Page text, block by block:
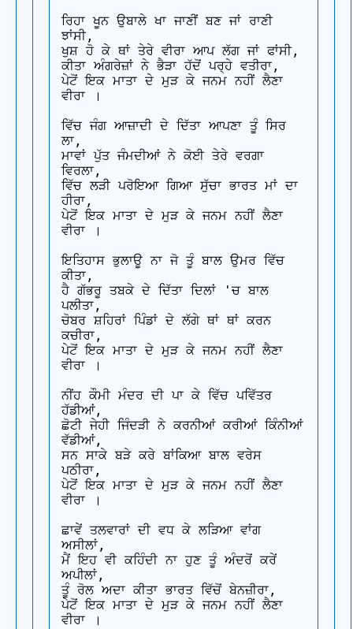
ਰਿਹਾ ਖੂਨ ਉਬਾਲੇ ਖਾ ਜਾਣੀਂ ਬਣ ਜਾਂ ਰਾਣੀ
ਝਾਂਸੀ,
ਖੁਸ਼ ਹੋ ਕੇ ਥਾਂ ਤੇਰੇ ਵੀਰਾ ਆਪ ਲੱਗ ਜਾਂ ਫਾਂਸੀ,
ਕੀਤਾ ਅੰਗਰੇਜ਼ਾਂ ਨੇ ਭੈੜਾ ਹੱਦੋਂ ਪਰ੍ਹੇ ਵਤੀਰਾ,
ਪੇਟੋਂ ਇਕ ਮਾਤਾ ਦੇ ਮੁੜ ਕੇ ਜਨਮ ਨਹੀਂ ਲੈਣਾ
ਵੀਰਾ ।
ਵਿੱਚ ਜੰਗ ਆਜ਼ਾਦੀ ਦੇ ਦਿੱਤਾ ਆਪਣਾ ਤੂੰ ਸਿਰ
ਲਾ,
ਮਾਵਾਂ ਪੁੱਤ ਜੰਮਦੀਆਂ ਨੇ ਕੋਈ ਤੇਰੇ ਵਰਗਾ
ਵਿਰਲਾ,
ਵਿੱਚ ਲੜੀ ਪਰੋਇਆ ਗਿਆ ਸੁੱਚਾ ਭਾਰਤ ਮਾਂ ਦਾ
ਹੀਰਾ,
ਪੇਟੋਂ ਇਕ ਮਾਤਾ ਦੇ ਮੁੜ ਕੇ ਜਨਮ ਨਹੀਂ ਲੈਣਾ
ਵੀਰਾ ।
ਇਤਿਹਾਸ ਭੁਲਾਊ ਨਾ ਜੋ ਤੂੰ ਬਾਲ ਉਮਰ ਵਿੱਚ
ਕੀਤਾ,
ਹੈ ਗੱਭਰੂ ਤਬਕੇ ਦੇ ਦਿੱਤਾ ਦਿਲਾਂ 'ਚ ਬਾਲ
ਪਲੀਤਾ,
ਚੋਬਰ ਸ਼ਹਿਰਾਂ ਪਿੰਡਾਂ ਦੇ ਲੱਗੇ ਥਾਂ ਥਾਂ ਕਰਨ
ਕਚੀਰਾ,
ਪੇਟੋਂ ਇਕ ਮਾਤਾ ਦੇ ਮੁੜ ਕੇ ਜਨਮ ਨਹੀਂ ਲੈਣਾ
ਵੀਰਾ ।
ਨੀਂਹ ਕੌਮੀ ਮੰਦਰ ਦੀ ਪਾ ਕੇ ਵਿੱਚ ਪਵਿੱਤਰ
ਹੱਡੀਆਂ,
ਛੋਟੀ ਜੇਹੀ ਜਿੰਦੜੀ ਨੇ ਕਰਨੀਆਂ ਕਰੀਆਂ ਕਿੰਨੀਆਂ
ਵੱਡੀਆਂ,
ਸਨ ਸਾਕੇ ਬੜੇ ਕਰੇ ਬਾਂਕਿਆ ਬਾਲ ਵਰੇਸ
ਪਠੀਰਾ,
ਪੇਟੋਂ ਇਕ ਮਾਤਾ ਦੇ ਮੁੜ ਕੇ ਜਨਮ ਨਹੀਂ ਲੈਣਾ
ਵੀਰਾ ।
ਛਾਵੇਂ ਤਲਵਾਰਾਂ ਦੀ ਵਧ ਕੇ ਲੜਿਆ ਵਾਂਗ
ਅਸੀਲਾਂ,
ਮੈਂ ਇਹ ਵੀ ਕਹਿੰਦੀ ਨਾ ਹੁਣ ਤੂੰ ਅੰਦਰੋਂ ਕਰੇਂ
ਅਪੀਲਾਂ,
ਤੂੰ ਰੋਲ ਅਦਾ ਕੀਤਾ ਭਾਰਤ ਵਿੱਚੋਂ ਬੇਨਜ਼ੀਰਾ,
ਪੇਟੋਂ ਇਕ ਮਾਤਾ ਦੇ ਮੁੜ ਕੇ ਜਨਮ ਨਹੀਂ ਲੈਣਾ
ਵੀਰਾ ।